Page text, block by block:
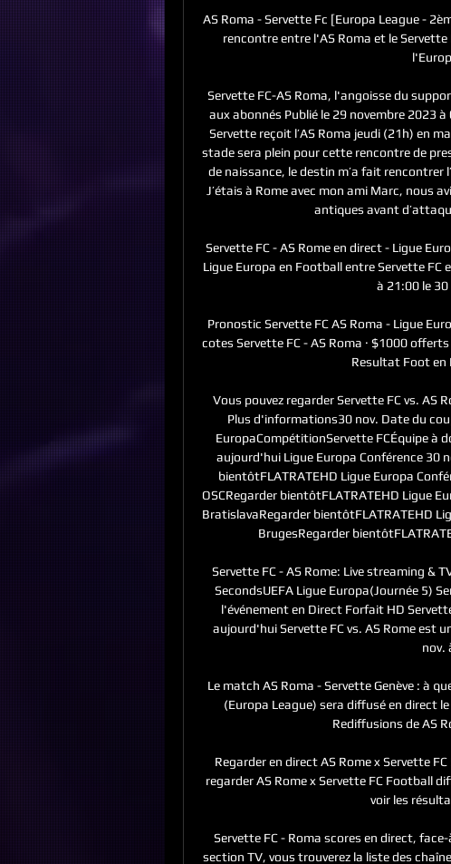
AS Roma - Servette Fc [Europa League -
rencontre entre l'AS Roma et le
Servette FC-AS Roma, l'angoisse du
aux abonnés Publié le 29 novembre 2023
Servette reçoit l’AS Roma jeudi (21h) en
stade sera plein pour cette rencontre de
de naissance, le destin m’a fait rencontrer
J’étais à Rome avec mon ami Marc, nous
antiques avant
Servette FC - AS Rome en direct - Ligue
Ligue Europa en Football entre Servette
à 21:00 le
Pronostic Servette FC AS Roma - Ligue
cotes Servette FC - AS Roma · $1000
Resultat Foot en
Vous pouvez regarder Servette FC vs. AS
Plus d'informations30 nov. Date du
EuropaCompétitionServette FCÉquipe à
aujourd'hui Ligue Europa Conférence 30
bientôtFLATRATEHD Ligue Europa
OSCRegarder bientôtFLATRATEHD Ligue
BratislavaRegarder bientôtFLATRATEHD
BrugesRegarder
Servette FC - AS Rome: Live streaming &
SecondsUEFA Ligue Europa(Journée 5)
l'événement en Direct Forfait HD
aujourd'hui Servette FC vs. AS Rome est
nov.
Le match AS Roma - Servette Genève : à
(Europa League) sera diffusé en direct
Rediffusions de AS
Regarder en direct AS Rome x Servette
regarder AS Rome x Servette FC Football
voir les
Servette FC - Roma scores en direct,
section TV, vous trouverez la liste des